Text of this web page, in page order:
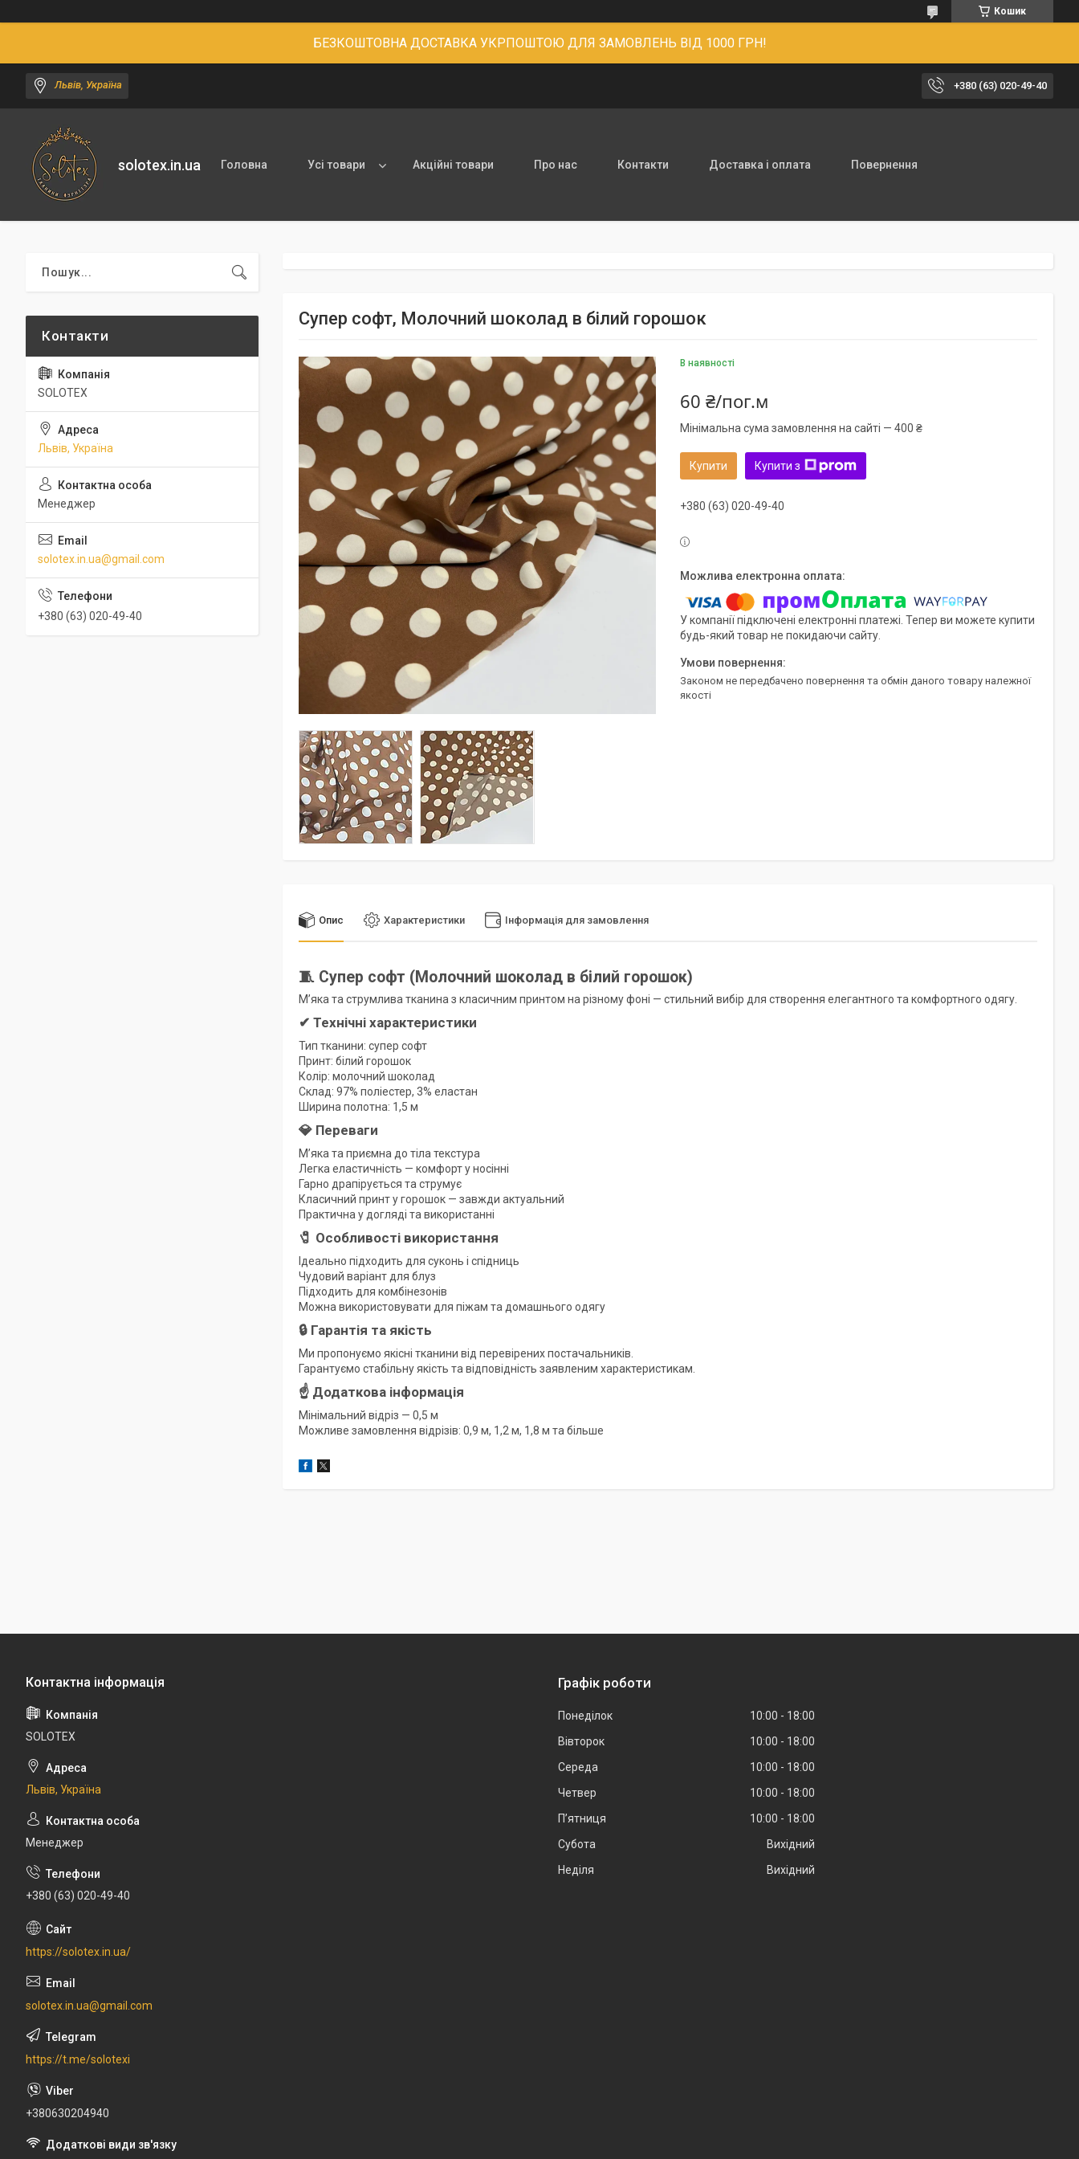
Кошик
БЕЗКОШТОВНА ДОСТАВКА УКРПОШТОЮ ДЛЯ ЗАМОВЛЕНЬ ВІД 1000 ГРН!
Львів, Україна +380 (63) 020-49-40
solotex.in.ua Головна Усі товари Акційні товари Про нас Контакти Доставка і оплата Повернення
Супер софт, Молочний шоколад в білий горошок
В наявності
60 ₴/пог.м
Мінімальна сума замовлення на сайті — 400 ₴
Купити Купити з
+380 (63) 020-49-40
У компанії підключені електронні платежі. Тепер ви можете купити
будь-який товар не покидаючи сайту.
Законом не передбачено повернення та обмін даного товару належної
якості
Опис Характеристики Інформація для замовлення
🧵 Супер софт (Молочний шоколад в білий горошок)
М’яка та струмлива тканина з класичним принтом на різному фоні — стильний вибір для створення елегантного та комфортного одягу.
✔ Технічні характеристики
Тип тканини: супер софт
Принт: білий горошок
Колір: молочний шоколад
Склад: 97% поліестер, 3% еластан
Ширина полотна: 1,5 м
💎 Переваги
М’яка та приємна до тіла текстура
Легка еластичність — комфорт у носінні
Гарно драпірується та струмує
Класичний принт у горошок — завжди актуальний
Практична у догляді та використанні
🧷 Особливості використання
Ідеально підходить для суконь і спідниць
Чудовий варіант для блуз
Підходить для комбінезонів
Можна використовувати для піжам та домашнього одягу
🔒 Гарантія та якість
Ми пропонуємо якісні тканини від перевірених постачальників.
Гарантуємо стабільну якість та відповідність заявленим характеристикам.
☝ Додаткова інформація
Мінімальний відріз — 0,5 м
Можливе замовлення відрізів: 0,9 м, 1,2 м, 1,8 м та більше
SOLOTEX
Львів, Україна
Менеджер
solotex.in.ua@gmail.com
+380 (63) 020-49-40
SOLOTEX
Львів, Україна
Менеджер
+380 (63) 020-49-40
https://solotex.in.ua/
solotex.in.ua@gmail.com
https://t.me/solotexi
+380630204940
Графік роботи
Понеділок 10:00
18:00
Вівторок
10:00
18:00
Середа
10:00
18:00
Четвер
10:00
18:00
Пʼятниця
10:00
18:00
Субота
Вихідний
Неділя
Вихідний